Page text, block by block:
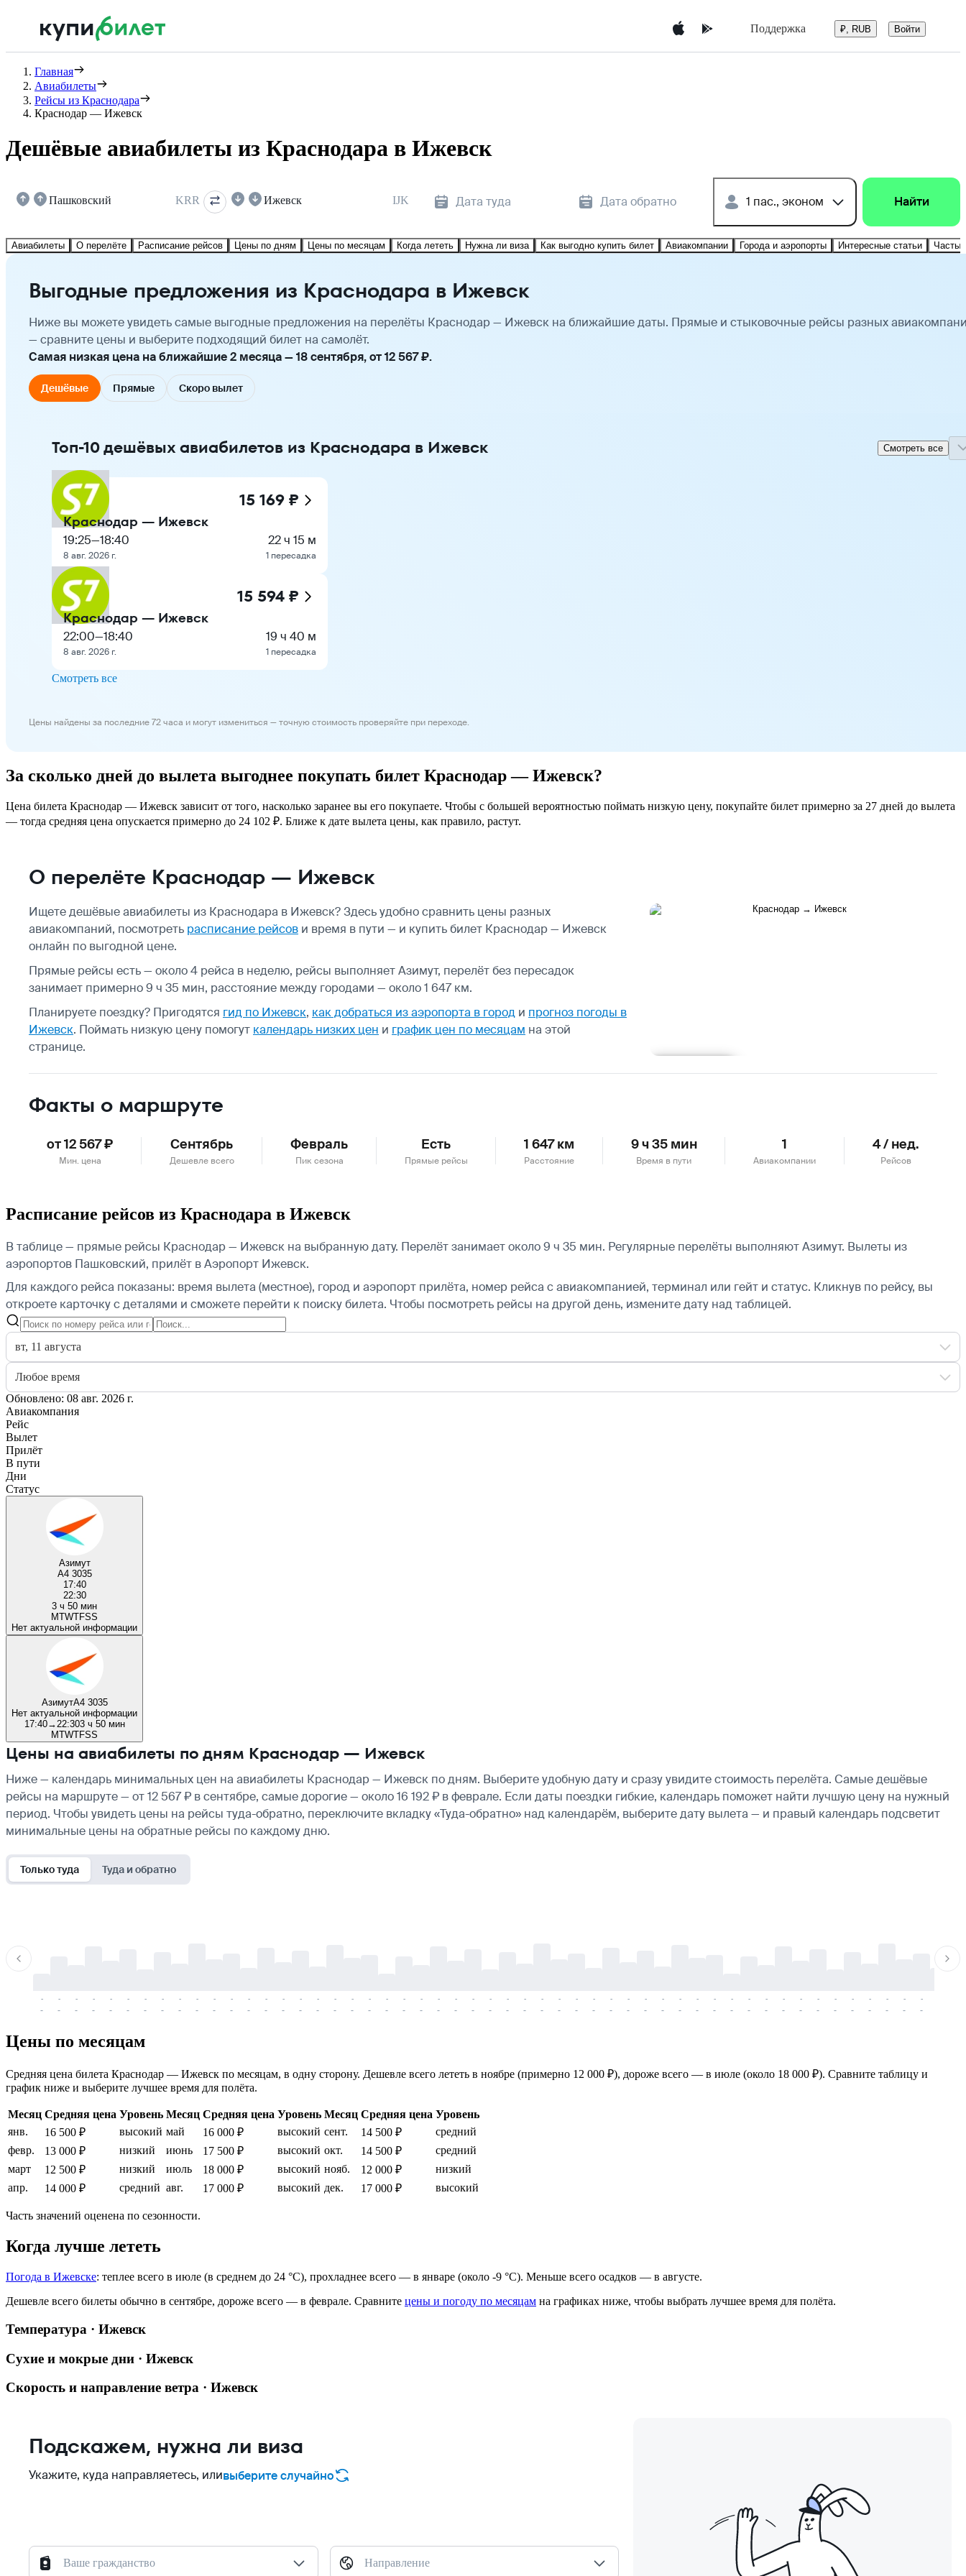
Поддержка ₽, RUB Войти
Главная
Авиабилеты
Рейсы из Краснодара
Краснодар — Ижевск
Дешёвые авиабилеты из Краснодара в Ижевск
Пашковский KRR Ижевск IJK Дата туда Дата обратно 1 пас., эконом Найти
Авиабилеты О перелёте Расписание рейсов Цены по дням Цены по месяцам Когда лететь Нужна ли виза Как выгодно купить билет Авиакомпании Города и аэропорты Интересные статьи
Выгодные предложения из Краснодара в Ижевск
Ниже вы можете увидеть самые выгодные предложения на перелёты Краснодар — Ижевск на ближайшие даты. Прямые и стыковочные рейсы разных
— сравните цены и выберите подходящий билет на самолёт.
Самая низкая цена на ближайшие 2 месяца — 18 сентября, от 12 567 ₽.
Дешёвые Прямые Скоро вылет
Топ-10 дешёвых авиабилетов из Краснодара в Ижевск Смотреть все
15 169 ₽
Краснодар — Ижевск
19:25—18:40
8 авг. 2026 г.
22 ч 15 м
1 пересадка
15 594 ₽
Краснодар — Ижевск
22:00—18:40
8 авг. 2026 г.
19 ч 40 м
1 пересадка
Смотреть все
Цены найдены за последние 72 часа и могут измениться — точную стоимость проверяйте при переходе.
За сколько дней до вылета выгоднее покупать билет Краснодар — Ижевск?
Цена билета Краснодар — Ижевск зависит от того, насколько заранее вы его покупаете. Чтобы с большей вероятностью поймать низкую цену, покупайте билет примерно за 27 дней до вылета
— тогда средняя цена опускается примерно до 24 102 ₽. Ближе к дате вылета цены, как правило, растут.
О перелёте Краснодар — Ижевск
Ищете дешёвые авиабилеты из Краснодара в Ижевск? Здесь удобно сравнить цены разных
авиакомпаний, посмотреть расписание рейсов и время в пути — и купить билет Краснодар — Ижевск
онлайн по выгодной цене.
Прямые рейсы есть — около 4 рейса в неделю, рейсы выполняет Азимут, перелёт без пересадок
занимает примерно 9 ч 35 мин, расстояние между городами — около 1 647 км.
Планируете поездку? Пригодятся гид по Ижевск, как добраться из аэропорта в город и прогноз погоды в
Ижевск. Поймать низкую цену помогут календарь низких цен и график цен по месяцам на этой
странице.
Факты о маршруте
от 12 567 ₽
Мин. цена
Сентябрь
Дешевле всего
Февраль
Пик сезона
Есть
Прямые рейсы
1 647 км
Расстояние
9 ч 35 мин
Время в пути
1
Авиакомпании
4 / нед.
Рейсов
Расписание рейсов из Краснодара в Ижевск
В таблице — прямые рейсы Краснодар — Ижевск на выбранную дату. Перелёт занимает около 9 ч 35 мин. Регулярные перелёты выполняют Азимут. Вылеты из
аэропортов Пашковский, прилёт в Аэропорт Ижевск.
Для каждого рейса показаны: время вылета (местное), город и аэропорт прилёта, номер рейса с авиакомпанией, терминал или гейт и статус. Кликнув по рейсу, вы
откроете карточку с деталями и сможете перейти к поиску билета. Чтобы посмотреть рейсы на другой день, измените дату над таблицей.
вт, 11 августа
Любое время
Обновлено: 08 авг. 2026 г.
Авиакомпания
Рейс
Вылет
Прилёт
В пути
Дни
Статус
Азимут
A4 3035
17:40
22:30
3 ч 50 мин
MTWTFSS
Нет актуальной информации
АзимутA4 3035
Нет актуальной информации
17:40→ 22:303 ч 50 мин
MTWTFSS
Цены на авиабилеты по дням Краснодар — Ижевск
Ниже — календарь минимальных цен на авиабилеты Краснодар — Ижевск по дням. Выберите удобную дату и сразу увидите стоимость перелёта. Самые дешёвые
рейсы на маршруте — от 12 567 ₽ в сентябре, самые дорогие — около 16 192 ₽ в феврале. Если даты поездки гибкие, календарь поможет найти лучшую цену на нужный
период. Чтобы увидеть цены на рейсы туда-обратно, переключите вкладку «Туда-обратно» над календарём, выберите дату вылета — и правый календарь подсветит
минимальные цены на обратные рейсы по каждому дню.
Только туда Туда и обратно
-
-
-
-
-
-
-
-
-
-
-
-
-
-
-
-
-
-
-
-
-
-
-
-
-
-
-
-
-
-
-
-
-
-
-
-
-
-
-
-
-
-
-
-
-
-
-
-
-
-
-
-
-
-
-
-
-
-
-
-
-
-
-
-
-
-
-
-
-
-
-
-
-
-
-
-
-
-
-
-
-
-
-
-
-
-
-
-
-
-
-
-
-
-
-
-
-
-
-
-
-
-
-
-
Цены по месяцам
Средняя цена билета Краснодар — Ижевск по месяцам, в одну сторону. Дешевле всего лететь в ноябре (примерно 12 000 ₽), дороже всего — в июле (около 18 000 ₽). Сравните таблицу и
график ниже и выберите лучшее время для полёта.
Месяц Средняя цена Уровень Месяц Средняя цена Уровень Месяц Средняя цена Уровень
янв.
16 500 ₽ высокий май 16 000 ₽ высокий сент. 14 500 ₽
средний
февр.
13 000 ₽ низкий июнь 17 500 ₽ высокий окт. 14 500 ₽
средний
март
12 500 ₽ низкий июль 18 000 ₽ высокий нояб. 12 000 ₽
низкий
апр.
14 000 ₽ средний авг. 17 000 ₽ высокий дек. 17 000 ₽ высокий
Часть значений оценена по сезонности.
Когда лучше лететь
Погода в Ижевске: теплее всего в июле (в среднем до 24 °C), прохладнее всего — в январе (около -9 °C). Меньше всего осадков — в августе.
Дешевле всего билеты обычно в сентябре, дороже всего — в феврале. Сравните цены и погоду по месяцам на графиках ниже, чтобы выбрать лучшее время для полёта.
Температура · Ижевск
Сухие и мокрые дни · Ижевск
Скорость и направление ветра · Ижевск
Подскажем, нужна ли виза
Укажите, куда направляетесь, иливыберите случайно
Ваше гражданство Направление